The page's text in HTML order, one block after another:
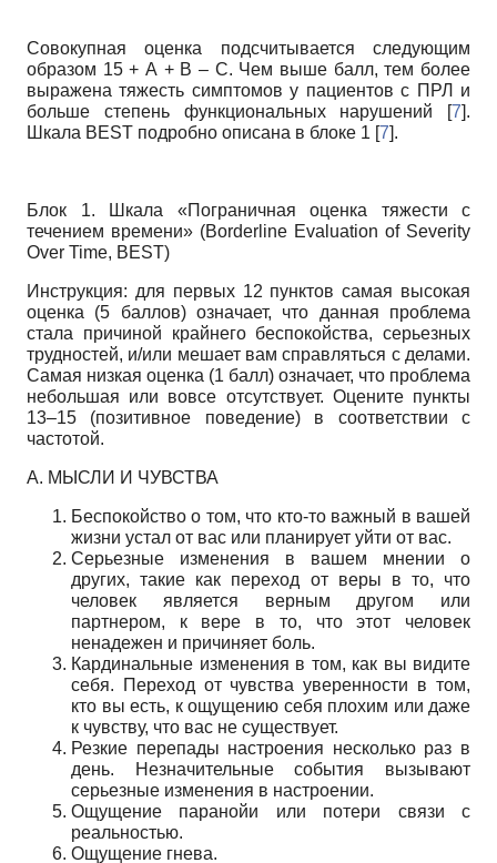
Совокупная оценка подсчитывается следующим
образом 15 + А + В – С. Чем выше балл, тем более
выражена тяжесть симптомов у пациентов с ПРЛ и
больше степень функциональных нарушений [7].
Шкала BEST подробно описана в блоке 1 [7].
Блок 1. Шкала «Пограничная оценка тяжести с
течением времени» (Borderline Evaluation of Severity
Over Time, BEST)
Инструкция: для первых 12 пунктов самая высокая
оценка (5 баллов) означает, что данная проблема
стала причиной крайнего беспокойства, серьезных
трудностей, и/или мешает вам справляться с делами.
Самая низкая оценка (1 балл) означает, что проблема
небольшая или вовсе отсутствует. Оцените пункты
13–15 (позитивное поведение) в соответствии с
частотой.
А. МЫСЛИ И ЧУВСТВА
Беспокойство о том, что кто-то важный в вашей
жизни устал от вас или планирует уйти от вас.
Серьезные изменения в вашем мнении о
других, такие как переход от веры в то, что
человек является верным другом или
партнером, к вере в то, что этот человек
ненадежен и причиняет боль.
Кардинальные изменения в том, как вы видите
себя. Переход от чувства уверенности в том,
кто вы есть, к ощущению себя плохим или даже
к чувству, что вас не существует.
Резкие перепады настроения несколько раз в
день. Незначительные события вызывают
серьезные изменения в настроении.
Ощущение паранойи или потери связи с
реальностью.
Ощущение гнева.